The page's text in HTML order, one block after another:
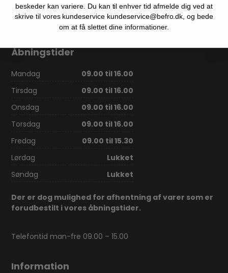
E-mail
kundeservice@befro.dk
Åbningstider
Mandag
09.00 til 16.00
Tirsdag
09.00 til 16.00
Onsdag
09.00 til 16.00
Torsdag
09.00 til 16.00
Fredag
09.00 til 15.30
Lørdag
Lukket
Søndag
Lukket
Der er dog mulighed for afhentning af varer som er
forudbestilt i vores åbningstider.
Telefontid man-fre 09.00 – 15.00
Information
beskeder kan variere. Du kan til enhver tid afmelde dig ved at
skrive til vores kundeservice kundeservice@befro.dk, og bede
om at få slettet dine informationer.